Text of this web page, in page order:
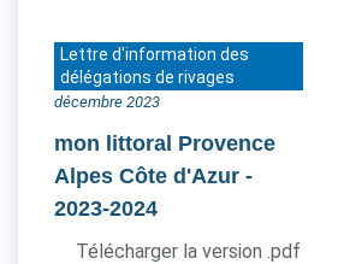
Lettre d'information des
délégations de rivages
décembre 2023
mon littoral Provence
Alpes Côte d'Azur -
2023-2024
Télécharger la version .pdf